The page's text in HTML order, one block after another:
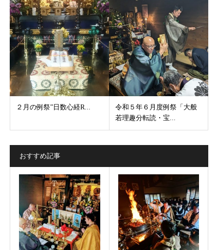
２月の例祭”日数心経R...
令和５年６月度例祭「大般
若理趣分転読・宝...
おすすめ記事